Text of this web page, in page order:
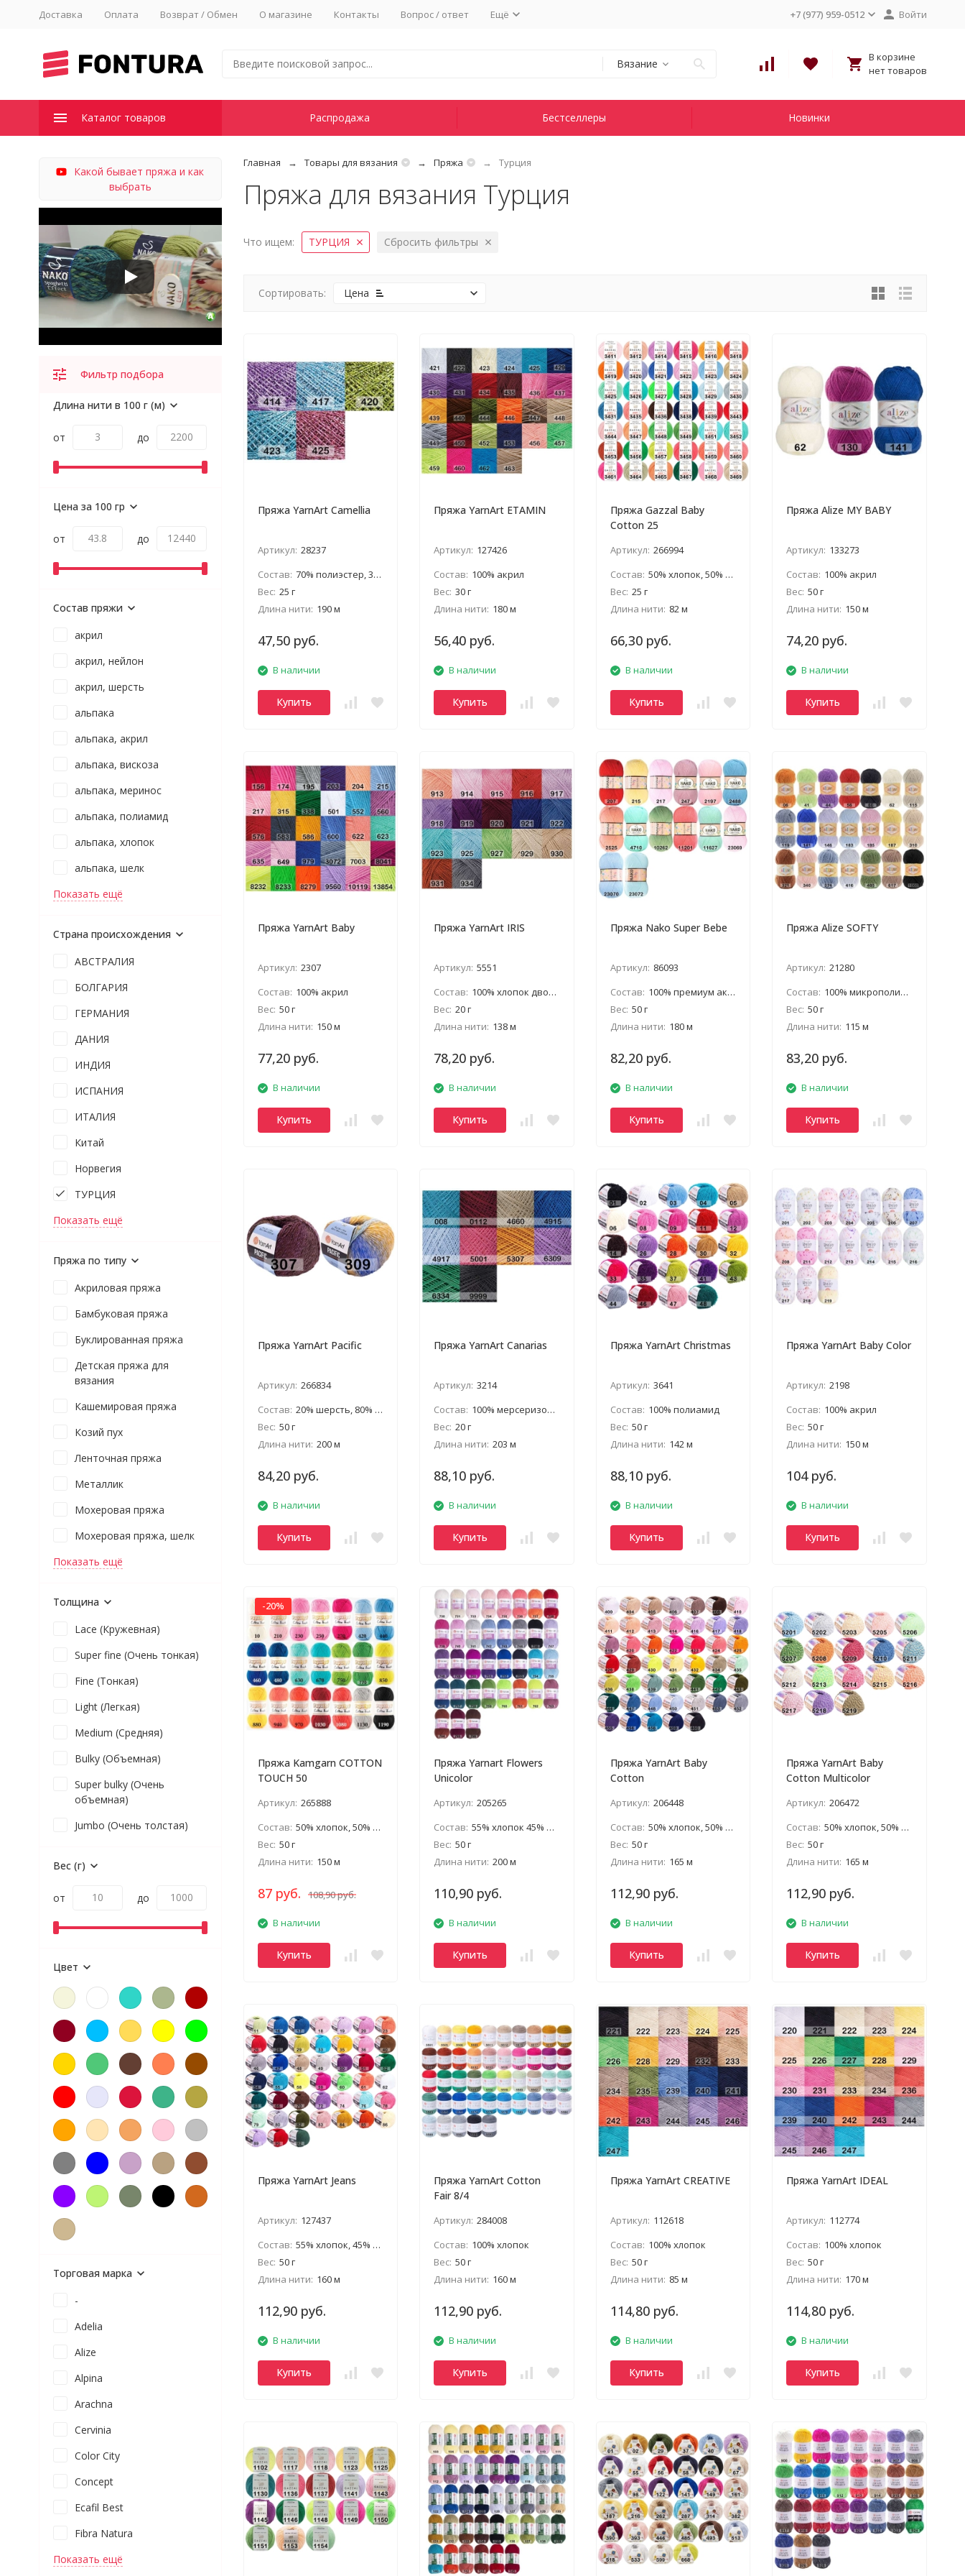
Доставка Оплата Возврат / Обмен О магазине Контакты Вопрос / ответ Ещё +7 (977) 959-0512 Войти
Вязание
В корзине
нет товаров
Каталог товаров Распродажа Бестселлеры Новинки
Главная Товары для вязания Пряжа Турция
Пряжа для вязания Турция
Что ищем: ТУРЦИЯ Сбросить фильтры
Сортировать: Цена
Пряжа YarnArt Camellia
Артикул: 28237
Состав: 70% полиэстер, 30% люрекс
Вес: 25 г
Длина нити: 190 м
47,50 руб.
В наличии
Купить
Пряжа YarnArt ETAMIN
Артикул: 127426
Состав: 100% акрил
Вес: 30 г
Длина нити: 180 м
56,40 руб.
В наличии
Купить
Пряжа Gazzal Baby
Cotton 25
Артикул: 266994
Состав: 50% хлопок, 50% акрил
Вес: 25 г
Длина нити: 82 м
66,30 руб.
В наличии
Купить
Пряжа Alize MY BABY
Артикул: 133273
Состав: 100% акрил
Вес: 50 г
Длина нити: 150 м
74,20 руб.
В наличии
Купить
Пряжа YarnArt Baby
Артикул: 2307
Состав: 100% акрил
Вес: 50 г
Длина нити: 150 м
77,20 руб.
В наличии
Купить
Пряжа YarnArt IRIS
Артикул: 5551
Состав: 100% хлопок двойной мерсеризации
Вес: 20 г
Длина нити: 138 м
78,20 руб.
В наличии
Купить
Пряжа Nako Super Bebe
Артикул: 86093
Состав: 100% премиум акрил
Вес: 50 г
Длина нити: 180 м
82,20 руб.
В наличии
Купить
Пряжа Alize SOFTY
Артикул: 21280
Состав: 100% микрополиэстер
Вес: 50 г
Длина нити: 115 м
83,20 руб.
В наличии
Купить
Пряжа YarnArt Pacific
Артикул: 266834
Состав: 20% шерсть, 80% акрил
Вес: 50 г
Длина нити: 200 м
84,20 руб.
В наличии
Купить
Пряжа YarnArt Canarias
Артикул: 3214
Состав: 100% мерсеризованный хлопок
Вес: 20 г
Длина нити: 203 м
88,10 руб.
В наличии
Купить
Пряжа YarnArt Christmas
Артикул: 3641
Состав: 100% полиамид
Вес: 50 г
Длина нити: 142 м
88,10 руб.
В наличии
Купить
Пряжа YarnArt Baby Color
Артикул: 2198
Состав: 100% акрил
Вес: 50 г
Длина нити: 150 м
104 руб.
В наличии
Купить
-20%
Пряжа Kamgarn COTTON
TOUCH 50
Артикул: 265888
Состав: 50% хлопок, 50% акрил
Вес: 50 г
Длина нити: 150 м
87 руб. 108,90 руб.
В наличии
Купить
Пряжа Yarnart Flowers
Unicolor
Артикул: 205265
Состав: 55% хлопок 45% полиакрил
Вес: 50 г
Длина нити: 200 м
110,90 руб.
В наличии
Купить
Пряжа YarnArt Baby
Cotton
Артикул: 206448
Состав: 50% хлопок, 50% акрил
Вес: 50 г
Длина нити: 165 м
112,90 руб.
В наличии
Купить
Пряжа YarnArt Baby
Cotton Multicolor
Артикул: 206472
Состав: 50% хлопок, 50% акрил
Вес: 50 г
Длина нити: 165 м
112,90 руб.
В наличии
Купить
Пряжа YarnArt Jeans
Артикул: 127437
Состав: 55% хлопок, 45% полиакрил
Вес: 50 г
Длина нити: 160 м
112,90 руб.
В наличии
Купить
Пряжа YarnArt Cotton
Fair 8/4
Артикул: 284008
Состав: 100% хлопок
Вес: 50 г
Длина нити: 160 м
112,90 руб.
В наличии
Купить
Пряжа YarnArt CREATIVE
Артикул: 112618
Состав: 100% хлопок
Вес: 50 г
Длина нити: 85 м
114,80 руб.
В наличии
Купить
Пряжа YarnArt IDEAL
Артикул: 112774
Состав: 100% хлопок
Вес: 50 г
Длина нити: 170 м
114,80 руб.
В наличии
Купить
Какой бывает пряжа и как
выбрать
Фильтр подбора
Длина нити в 100 г (м)
от до
Цена за 100 гр
от до
Состав пряжи
акрил
акрил, нейлон
акрил, шерсть
альпака
альпака, акрил
альпака, вискоза
альпака, меринос
альпака, полиамид
альпака, хлопок
альпака, шелк
Показать ещё
Страна происхождения
АВСТРАЛИЯ
БОЛГАРИЯ
ГЕРМАНИЯ
ДАНИЯ
ИНДИЯ
ИСПАНИЯ
ИТАЛИЯ
Китай
Норвегия
ТУРЦИЯ
Показать ещё
Пряжа по типу
Акриловая пряжа
Бамбуковая пряжа
Буклированная пряжа
Детская пряжа для
вязания
Кашемировая пряжа
Козий пух
Ленточная пряжа
Металлик
Мохеровая пряжа
Мохеровая пряжа, шелк
Показать ещё
Толщина
Lace (Кружевная)
Super fine (Очень тонкая)
Fine (Тонкая)
Light (Легкая)
Medium (Средняя)
Bulky (Объемная)
Super bulky (Очень
объемная)
Jumbo (Очень толстая)
Вес (г)
от до
Цвет
Торговая марка
-
Adelia
Alize
Alpina
Arachna
Cervinia
Color City
Concept
Ecafil Best
Fibra Natura
Показать ещё